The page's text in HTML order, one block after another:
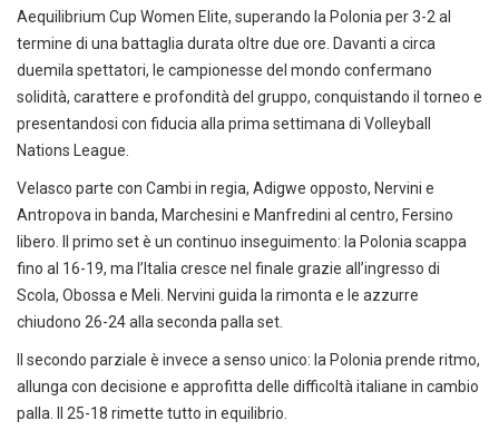
Aequilibrium Cup Women Elite, superando la Polonia per 3-2 al
termine di una battaglia durata oltre due ore. Davanti a circa
duemila spettatori, le campionesse del mondo confermano
solidità, carattere e profondità del gruppo, conquistando il torneo e
presentandosi con fiducia alla prima settimana di Volleyball
Nations League.
Velasco parte con Cambi in regia, Adigwe opposto, Nervini e
Antropova in banda, Marchesini e Manfredini al centro, Fersino
libero. Il primo set è un continuo inseguimento: la Polonia scappa
fino al 16-19, ma l’Italia cresce nel finale grazie all’ingresso di
Scola, Obossa e Meli. Nervini guida la rimonta e le azzurre
chiudono 26-24 alla seconda palla set.
Il secondo parziale è invece a senso unico: la Polonia prende ritmo,
allunga con decisione e approfitta delle difficoltà italiane in cambio
palla. Il 25-18 rimette tutto in equilibrio.